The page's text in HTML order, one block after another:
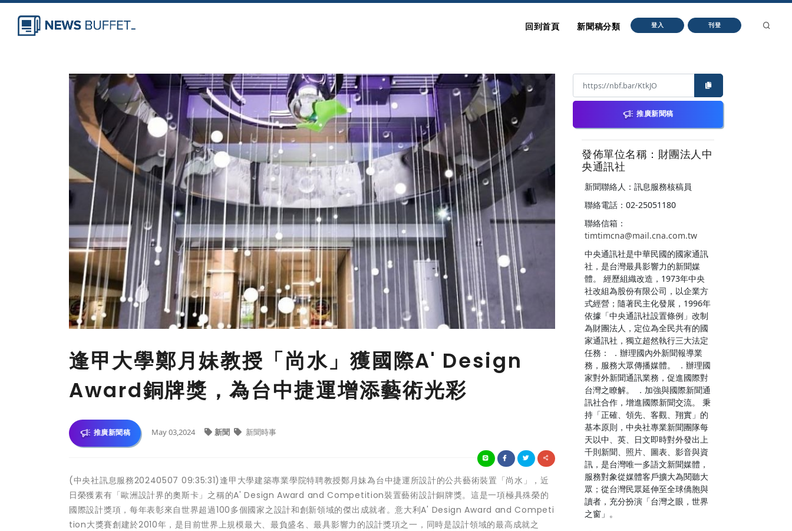
回到首頁 新聞稿分類 登入 刊登
逢甲大學鄭月妹教授「尚水」獲國際A' Design
Award銅牌獎，為台中捷運增添藝術光彩
推廣新聞稿 May 03,2024 新聞 新聞時事
(中央社訊息服務20240507 09:35:31)逢甲大學建築專業學院特聘教授鄭月妹為台中捷運所設計的公共藝術裝置「尚水」，近
日榮獲素有「歐洲設計界的奧斯卡」之稱的A' Design Award and Competition裝置藝術設計銅牌獎。這是一項極具殊榮的
國際設計獎項，每年表彰來自世界超過100多個國家之設計和創新領域的傑出成就者。意大利A' Design Award and Competi
tion大獎賽創建於2010年，是目前世界上規模最大、最負盛名、最具影響力的設計獎項之一，同時是設計領域的最高成就之
推廣新聞稿
發佈單位名稱：財團法人中
央通訊社
新聞聯絡人：訊息服務核稿員
聯絡電話：02-25051180
聯絡信箱：
timtimcna@mail.cna.com.tw
中央通訊社是中華民國的國家通訊
社，是台灣最具影響力的新聞媒
體。 經歷組織改造，1973年中央
社改組為股份有限公司，以企業方
式經營；隨著民主化發展，1996年
依據「中央通訊社設置條例」改制
為財團法人，定位為全民共有的國
家通訊社，獨立超然執行三大法定
任務： ．辦理國內外新聞報導業
務，服務大眾傳播媒體。 ．辦理國
家對外新聞通訊業務，促進國際對
台灣之瞭解。 ．加強與國際新聞通
訊社合作，增進國際新聞交流。 秉
持「正確、領先、客觀、翔實」的
基本原則，中央社專業新聞團隊每
天以中、英、日文即時對外發出上
千則新聞、照片、圖表、影音與資
訊，是台灣唯一多語文新聞媒體，
服務對象從媒體客戶擴大為閱聽大
眾；從台灣民眾延伸至全球僑胞與
讀者，充分扮演「台灣之眼，世界
之窗」。